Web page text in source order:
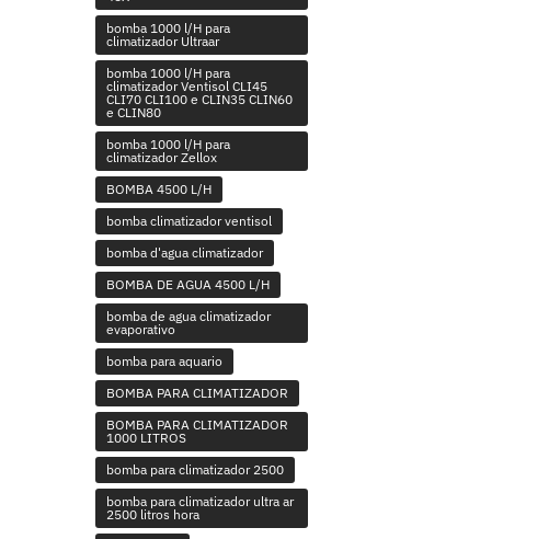
bomba 1000 l/H para
climatizador Ultraar
bomba 1000 l/H para
climatizador Ventisol CLI45
CLI70 CLI100 e CLIN35 CLIN60
e CLIN80
bomba 1000 l/H para
climatizador Zellox
BOMBA 4500 L/H
bomba climatizador ventisol
bomba d'agua climatizador
BOMBA DE AGUA 4500 L/H
bomba de agua climatizador
evaporativo
bomba para aquario
BOMBA PARA CLIMATIZADOR
BOMBA PARA CLIMATIZADOR
1000 LITROS
bomba para climatizador 2500
bomba para climatizador ultra ar
2500 litros hora